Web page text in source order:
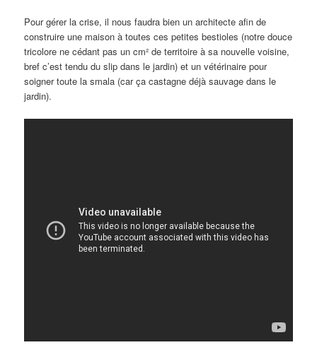
Pour gérer la crise, il nous faudra bien un architecte afin de
construire une maison à toutes ces petites bestioles (notre douce
tricolore ne cédant pas un cm² de territoire à sa nouvelle voisine,
bref c’est tendu du slip dans le jardin) et un vétérinaire pour
soigner toute la smala (car ça castagne déjà sauvage dans le
jardin).